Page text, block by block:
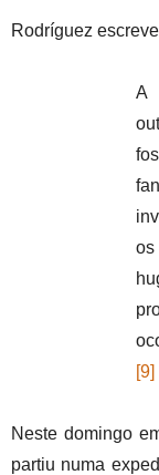
Rodríguez
A
[9]
Neste domingo
partiu numa